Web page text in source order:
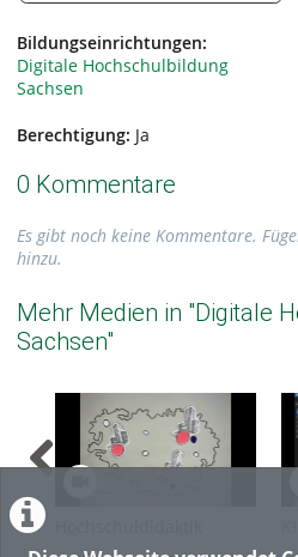
Bildungseinrichtungen:
Digitale Hochschulbildung
Sachsen
Berechtigung: Ja
0 Kommentare
Es gibt noch keine Kommentare.
hinzu.
Mehr Medien in "Digitale
Sachsen"
zwischen Urbanität und